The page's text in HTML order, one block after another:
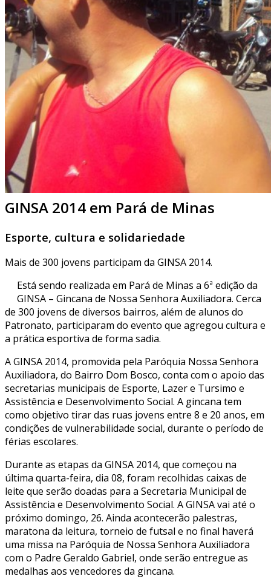
GINSA 2014 em Pará de Minas
Esporte, cultura e solidariedade
Mais de 300 jovens participam da GINSA 2014.
Está sendo realizada em Pará de Minas a 6ª edição da
GINSA – Gincana de Nossa Senhora Auxiliadora. Cerca
de 300 jovens de diversos bairros, além de alunos do
Patronato, participaram do evento que agregou cultura e
a prática esportiva de forma sadia.
A GINSA 2014, promovida pela Paróquia Nossa Senhora
Auxiliadora, do Bairro Dom Bosco, conta com o apoio das
secretarias municipais de Esporte, Lazer e Tursimo e
Assistência e Desenvolvimento Social. A gincana tem
como objetivo tirar das ruas jovens entre 8 e 20 anos, em
condições de vulnerabilidade social, durante o período de
férias escolares.
Durante as etapas da GINSA 2014, que começou na
última quarta-feira, dia 08, foram recolhidas caixas de
leite que serão doadas para a Secretaria Municipal de
Assistência e Desenvolvimento Social. A GINSA vai até o
próximo domingo, 26. Ainda acontecerão palestras,
maratona da leitura, torneio de futsal e no final haverá
uma missa na Paróquia de Nossa Senhora Auxiliadora
com o Padre Geraldo Gabriel, onde serão entregue as
medalhas aos vencedores da gincana.